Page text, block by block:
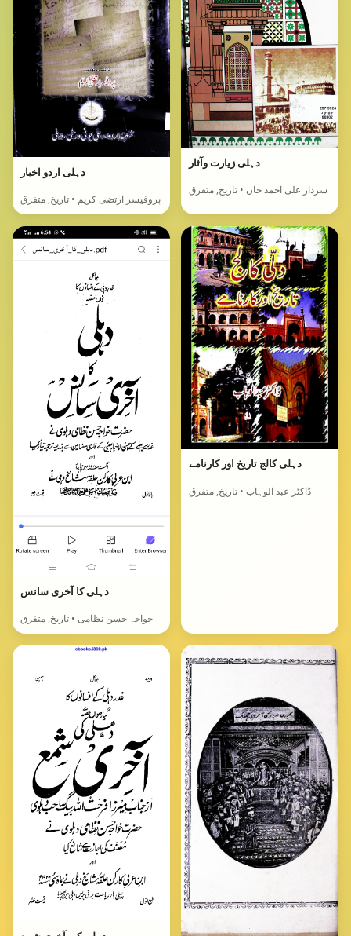
دہلی اردو اخبار
پروفیسر ارتضی کریم • تاریخ, متفرق
دہلی زیارت وآثار
سردار علی احمد خاں • تاریخ, متفرق
دہلی کا آخری سانس
خواجہ حسن نظامی • تاریخ, متفرق
دہلی کالج تاریخ اور کارنامے
ڈاکٹر عبد الوہاب • تاریخ, متفرق